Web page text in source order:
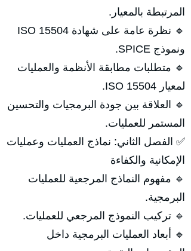
المرتبطة بالمعيار.
🔹 نظرة عامة على شهادة ISO 15504
ونموذج SPICE.
🔹 متطلبات مطابقة الأنظمة والعمليات
لمعيار ISO 15504.
🔹 العلاقة بين جودة البرمجيات والتحسين
المستمر للعمليات.
✅ الفصل الثاني: نماذج العمليات وعمليات
الإمكانية والكفاءة
🔹 مفهوم النماذج المرجعية للعمليات
البرمجية.
🔹 تركيب النموذج المرجعي للعمليات.
🔹 أبعاد العمليات البرمجية داخل